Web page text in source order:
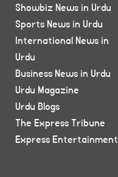
Showbiz News in Urdu
Sports News in Urdu
International News in
Urdu
Business News in Urdu
Urdu Magazine
Urdu Blogs
The Express Tribune
Express Entertainment